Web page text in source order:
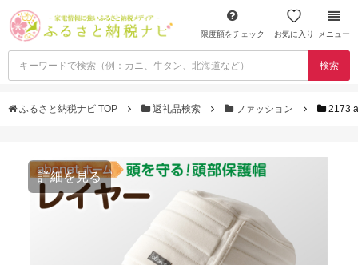
限度額をチェック お気に入り メニュー
検索
ふるさと納税ナビ TOP 返礼品検索 ファッション 2173
詳細を見る